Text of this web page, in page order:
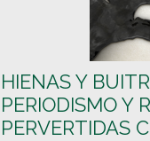
HIENAS Y
PERIODISMO Y
PERVERTIDAS